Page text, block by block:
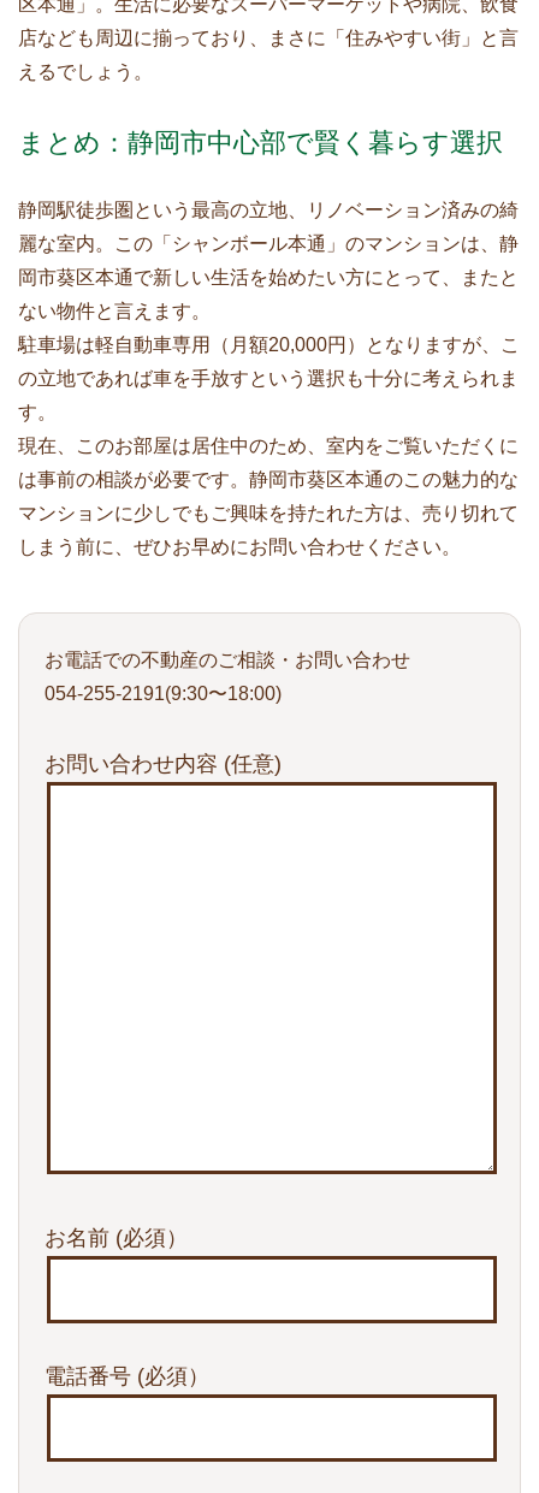
店なども周辺に揃っており、まさに「住みやすい街」と言
えるでしょう。
まとめ：静岡市中心部で賢く暮らす選択
静岡駅徒歩圏という最高の立地、リノベーション済みの綺
麗な室内。この「シャンボール本通」のマンションは、静
岡市葵区本通で新しい生活を始めたい方にとって、またと
ない物件と言えます。
駐車場は軽自動車専用（月額20,000円）となりますが、こ
の立地であれば車を手放すという選択も十分に考えられま
す。
現在、このお部屋は居住中のため、室内をご覧いただくに
は事前の相談が必要です。静岡市葵区本通のこの魅力的な
マンションに少しでもご興味を持たれた方は、売り切れて
しまう前に、ぜひお早めにお問い合わせください。
お電話での不動産のご相談・お問い合わせ
054-255-2191(9:30〜18:00)
お問い合わせ内容 (任意)
お名前 (必須）
電話番号 (必須）